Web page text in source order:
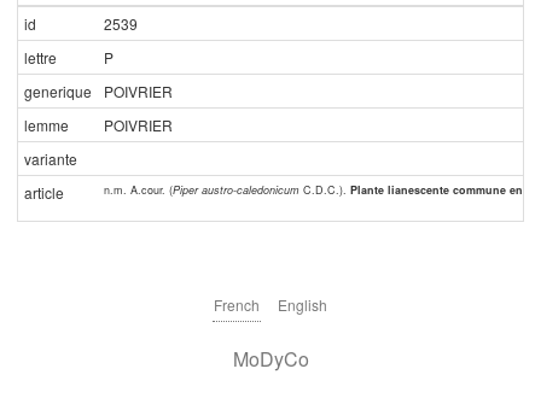
id
2539
lettre
P
generique
POIVRIER
lemme
POIVRIER
variante
article
n.m. A.cour. (Piper austro-caledonicum C.D.C.). Plante lianescente commune en
French English
MoDyCo